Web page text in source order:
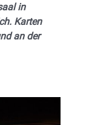
in
Karten
an der